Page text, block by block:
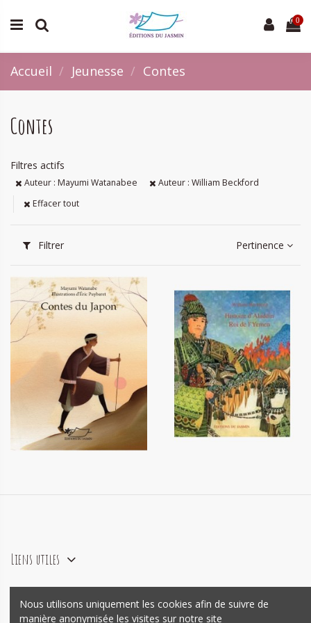
0
Accueil Jeunesse Contes
Contes
Filtres actifs
Auteur : Mayumi Watanabee
Auteur : William Beckford
Effacer tout
Filtrer Pertinence
Contes du Japon
12,90 €
Histoire d'Aladdin roi de l'Yemen
12,20 €
Liens utiles
agence e-commerce PrestashopMywebo
Nous utilisons uniquement les cookies afin de suivre de
manière anonymisée les visites sur notre site